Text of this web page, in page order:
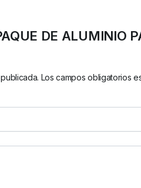
DE ALUMINIO
Los campos obligatorios